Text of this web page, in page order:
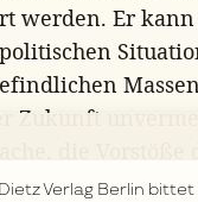
Verlag Berlin
werden. Er
Zukunft
Stillstand der